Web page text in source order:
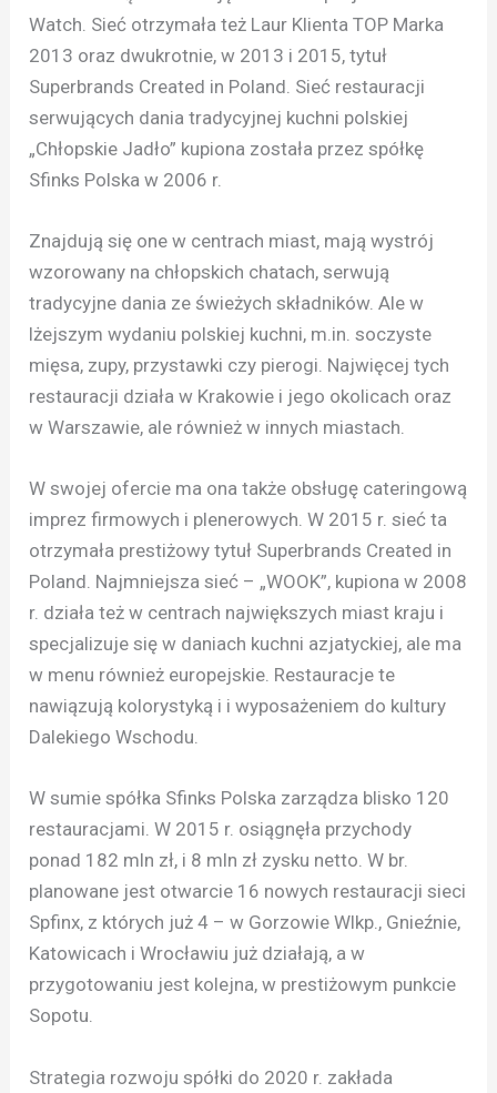
Watch. Sieć otrzymała też Laur Klienta TOP Marka
2013 oraz dwukrotnie, w 2013 i 2015, tytuł
Superbrands Created in Poland. Sieć restauracji
serwujących dania tradycyjnej kuchni polskiej
„Chłopskie Jadło” kupiona została przez spółkę
Sfinks Polska w 2006 r.
Znajdują się one w centrach miast, mają wystrój
wzorowany na chłopskich chatach, serwują
tradycyjne dania ze świeżych składników. Ale w
lżejszym wydaniu polskiej kuchni, m.in. soczyste
mięsa, zupy, przystawki czy pierogi. Najwięcej tych
restauracji działa w Krakowie i jego okolicach oraz
w Warszawie, ale również w innych miastach.
W swojej ofercie ma ona także obsługę cateringową
imprez firmowych i plenerowych. W 2015 r. sieć ta
otrzymała prestiżowy tytuł Superbrands Created in
Poland. Najmniejsza sieć – „WOOK”, kupiona w 2008
r. działa też w centrach największych miast kraju i
specjalizuje się w daniach kuchni azjatyckiej, ale ma
w menu również europejskie. Restauracje te
nawiązują kolorystyką i i wyposażeniem do kultury
Dalekiego Wschodu.
W sumie spółka Sfinks Polska zarządza blisko 120
restauracjami. W 2015 r. osiągnęła przychody
ponad 182 mln zł, i 8 mln zł zysku netto. W br.
planowane jest otwarcie 16 nowych restauracji sieci
Spfinx, z których już 4 – w Gorzowie Wlkp., Gnieźnie,
Katowicach i Wrocławiu już działają, a w
przygotowaniu jest kolejna, w prestiżowym punkcie
Sopotu.
Strategia rozwoju spółki do 2020 r. zakłada